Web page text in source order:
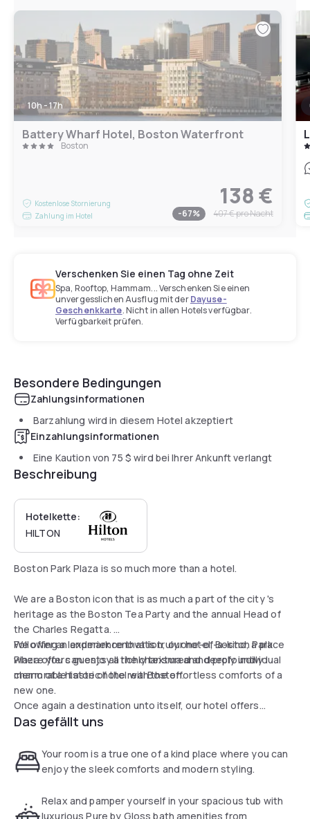
10h - 17h
Battery Wharf Hotel, Boston Waterfront
Boston
Kostenlose Stornierung
Zahlung im Hotel
138 €
-67% 407 €pro Nacht
Verschenken Sie einen Tag ohne Zeit
Spa, Rooftop, Hammam... Verschenken Sie einen
unvergesslichen Ausflug mit derDayuse-
Geschenkkarte. Nicht in allen Hotels verfügbar.
Verfügbarkeit prüfen.
Besondere Bedingungen
Zahlungsinformationen
Barzahlung wird in diesem Hotel akzeptiert
Einzahlungsinformationen
Eine Kaution von 75 $ wird bei Ihrer Ankunft verlangt
Beschreibung
Hotelkette:
HILTON
Boston Park Plaza is so much more than a hotel.
We are a Boston icon that is as much a part of the city 's
heritage as the Boston Tea Party and the annual Head of
the Charles Regatta.
We offer an experience that is truly one-of-a-kind, a place
where you can enjoy a richly textured and profoundly
memorable taste of the real Boston.
Following a landmark renovation, our hotel, Boston Park
Plaza offers guests all the charisma and deeply individual
charm of a historic hotel with the effortless comforts of a
new one.
Once again a destination unto itself, our hotel offers
incomparable proximity to everything that makes Boston a
We are one of the most sought-after hotels near Boston
Common and enjoy an ideal location among the hotels in
Theater District and many of the city 's most popular
historical sites.
Das gefällt uns
Your room is a true one of a kind place where you can
enjoy the sleek comforts and modern styling.
Relax and pamper yourself in your spacious tub with
luxurious Pure by Gloss bath amenities from